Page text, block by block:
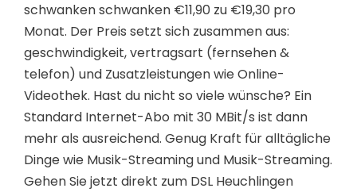
schwanken schwanken €11,90 zu €19,30 pro
Monat. Der Preis setzt sich zusammen aus:
geschwindigkeit, vertragsart (fernsehen &
telefon) und Zusatzleistungen wie Online-
Videothek. Hast du nicht so viele wünsche? Ein
Standard Internet-Abo mit 30 MBit/s ist dann
mehr als ausreichend. Genug Kraft für alltägliche
Dinge wie Musik-Streaming und Musik-Streaming.
Gehen Sie jetzt direkt zum DSL Heuchlingen